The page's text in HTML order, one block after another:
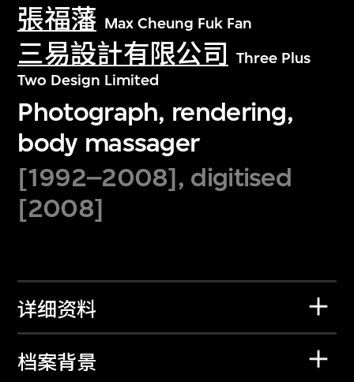
張福藩 Max Cheung Fuk Fan
三易設計有限公司
Three Plus
Two Design Limited
Photograph, rendering,
body massager
[1992–2008], digitised
[2008]
详细资料
档案背景